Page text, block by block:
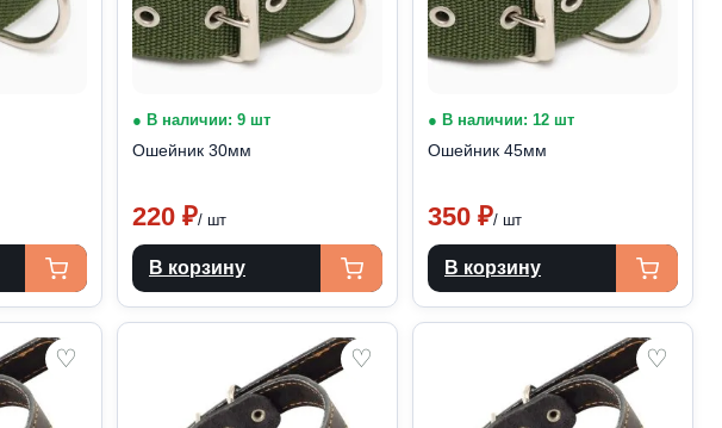
● В наличии: 9 шт
Ошейник 30мм
220 ₽/ шт
В корзину
● В наличии: 12 шт
Ошейник 45мм
350 ₽/ шт
В корзину
♡ ♡ ♡